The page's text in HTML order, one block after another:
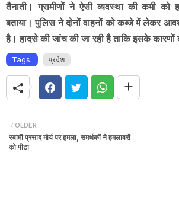
तैनाती। ग्रामीणों ने ऐसी व्यवस्था की कमी को
बताया। पुलिस ने दोनों वाहनों को कब्जे में लेकर
है। हादसे की जांच की जा रही है ताकि इसके कारणों
Tags: प्रदेश
OLDER
स्वामी प्रसाद मौर्य पर हमला, समर्थकों ने हमलावरों
को पीटा